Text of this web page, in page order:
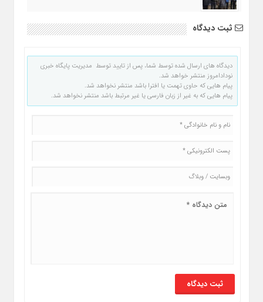
ثبت دیدگاه
دیدگاه های ارسال شده توسط شما، پس از تایید توسط مدیریت پایگاه خبری
نودادامروز منتشر خواهد شد.
پیام هایی که حاوی تهمت یا افترا باشد منتشر نخواهد شد.
پیام هایی که به غیر از زبان فارسی یا غیر مرتبط باشد منتشر نخواهد شد.